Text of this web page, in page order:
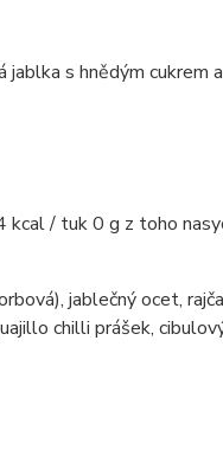
s hnědým cukrem
kcal / tuk 0 g z toho
jablečný ocet,
chilli prášek,